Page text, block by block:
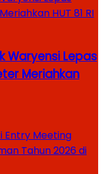
Waryensi Lepas
Meriahkan